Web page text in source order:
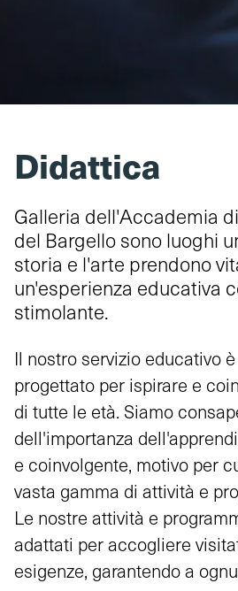
Didattica
Galleria dell'Accademia
del Bargello sono luoghi
storia e l'arte prendono
un'esperienza educativa
stimolante.
Il nostro servizio educativo
progettato per ispirare e
di tutte le età. Siamo
dell'importanza
e coinvolgente, motivo per
vasta gamma di attività e
Le nostre attività e
adattati per accogliere
esigenze, garantendo a